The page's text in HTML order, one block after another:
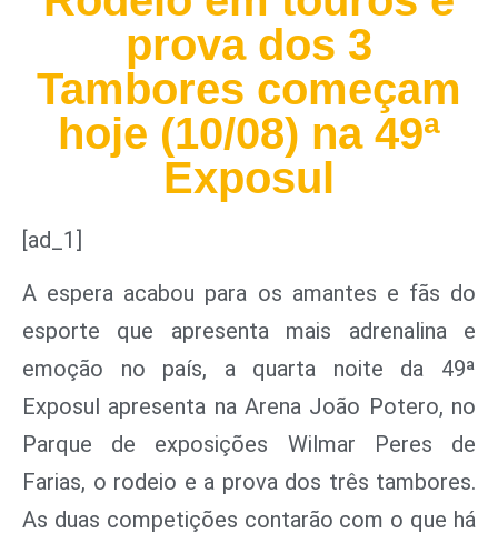
prova dos 3
Tambores começam
hoje (10/08) na 49ª
Exposul
[ad_1]
A espera acabou para os amantes e fãs do
esporte que apresenta mais adrenalina e
emoção no país, a quarta noite da 49ª
Exposul apresenta na Arena João Potero, no
Parque de exposições Wilmar Peres de
Farias, o rodeio e a prova dos três tambores.
As duas competições contarão com o que há